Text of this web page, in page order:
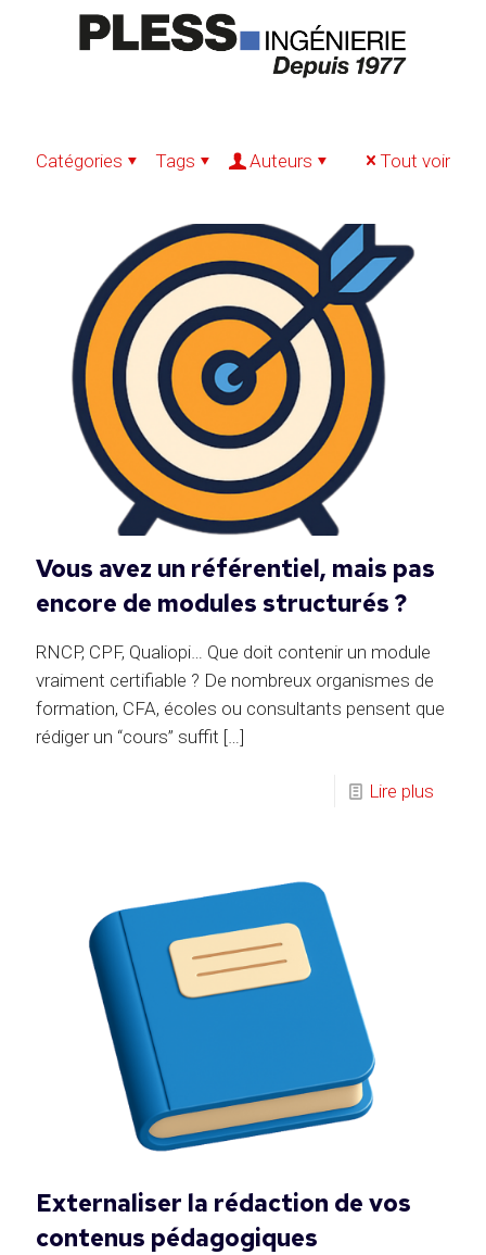
Catégories Tags Auteurs Tout voir
Vous avez un référentiel, mais pas
encore de modules structurés ?
RNCP, CPF, Qualiopi… Que doit contenir un module
vraiment certifiable ? De nombreux organismes de
formation, CFA, écoles ou consultants pensent que
rédiger un “cours” suffit […]
Lire plus
Externaliser la rédaction de vos
contenus pédagogiques